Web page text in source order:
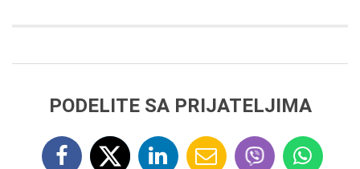
PODELITE SA PRIJATELJIMA